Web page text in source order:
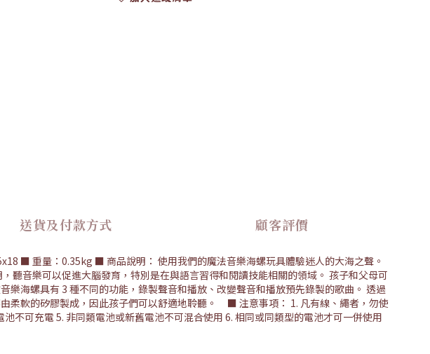
送貨及付款方式 顧客評價
■ 重量：0.35kg ■ 商品說明： 使用我們的魔法音樂海螺玩具體驗迷人的大海之聲。
聽音樂可以促進大腦發育，特別是在與語言習得和閱讀技能相關的領域。 孩子和父母可
海螺具有 3 種不同的功能，錄製聲音和播放、改變聲音和播放預先錄製的歌曲。 透過
柔軟的矽膠製成，因此孩子們可以舒適地聆聽。 ■ 注意事項： 1. 凡有線、繩者，勿使
不可充電 5. 非同類電池或新舊電池不可混合使用 6. 相同或同類型的電池才可一併使用